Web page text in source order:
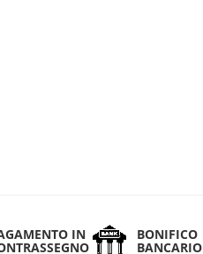
IN BONIFICO
BANCARIO